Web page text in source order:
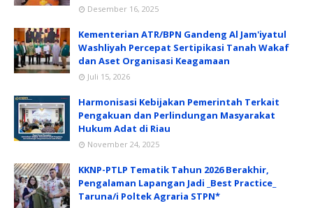
Desember 16, 2025
Kementerian ATR/BPN Gandeng Al Jam'iyatul
Washliyah Percepat Sertipikasi Tanah Wakaf
dan Aset Organisasi Keagamaan
Juli 15, 2026
Harmonisasi Kebijakan Pemerintah Terkait
Pengakuan dan Perlindungan Masyarakat
Hukum Adat di Riau
November 24, 2025
KKNP-PTLP Tematik Tahun 2026 Berakhir,
Pengalaman Lapangan Jadi _Best Practice_
Taruna/i Poltek Agraria STPN*